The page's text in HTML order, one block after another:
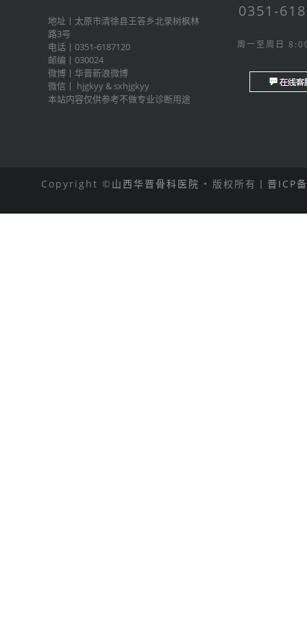
地址丨太原市清徐县王答乡北录树枫林
路3号
电话丨0351-6187120
邮编丨030024
微博丨 华晋新浪微博
微信丨 hjgkyy & sxhjgkyy
本站内容仅供参考不做专业诊断用途
0351-
周一至周日
Copyright © 山西华晋骨科医院 • 版权所有丨 晋ICP